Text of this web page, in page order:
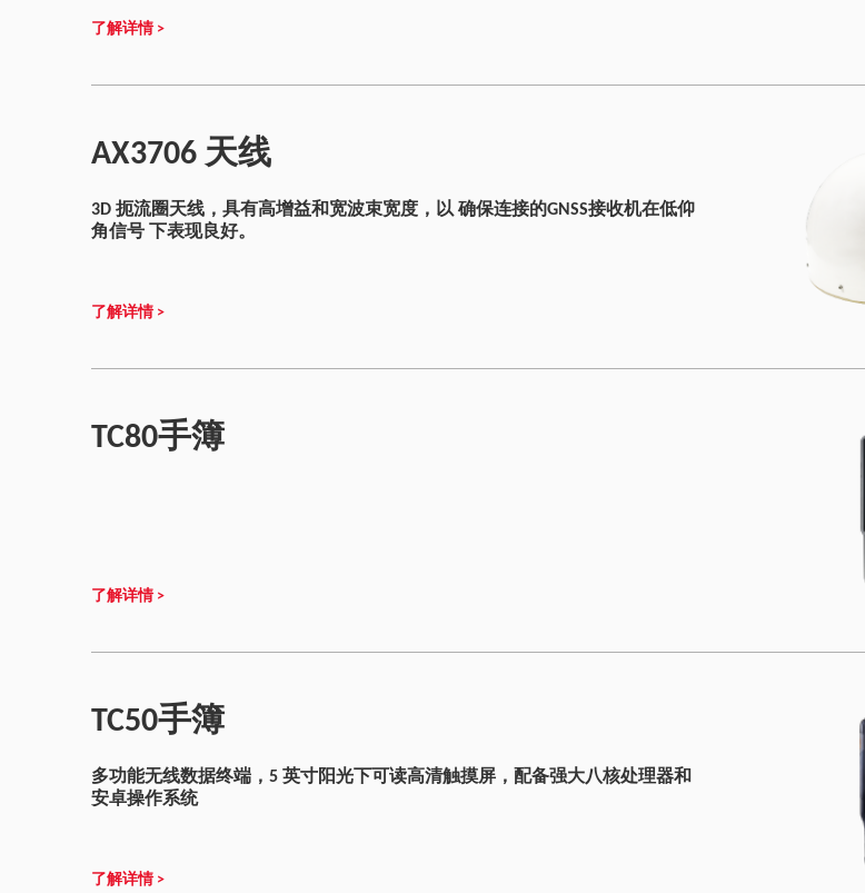
了解详情 >
AX3706 天线
3D 扼流圈天线，具有高增益和宽波束宽度，以 确保连接的GNSS接收机在低仰
角信号 下表现良好。
了解详情 >
TC80手簿
了解详情 >
TC50手簿
多功能无线数据终端，5 英寸阳光下可读高清触摸屏，配备强大八核处理器和
安卓操作系统
了解详情 >